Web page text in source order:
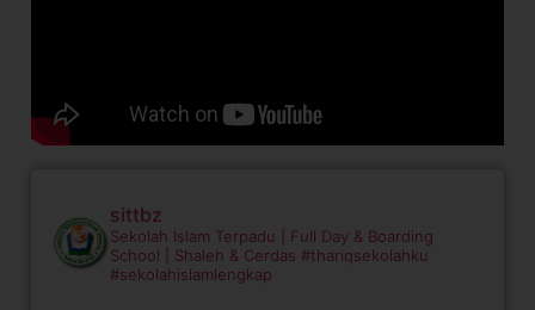
sittbz
Sekolah Islam Terpadu | Full Day & Boarding
School | Shaleh & Cerdas #thariqsekolahku
#sekolahislamlengkap